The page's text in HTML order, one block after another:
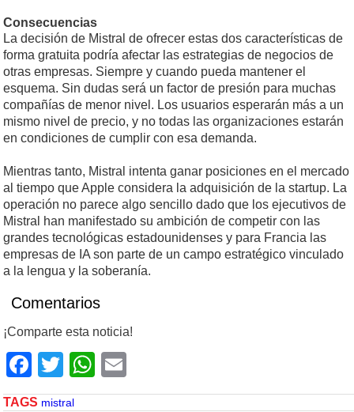
Consecuencias
La decisión de Mistral de ofrecer estas dos características de
forma gratuita podría afectar las estrategias de negocios de
otras empresas. Siempre y cuando pueda mantener el
esquema. Sin dudas será un factor de presión para muchas
compañías de menor nivel. Los usuarios esperarán más a un
mismo nivel de precio, y no todas las organizaciones estarán
en condiciones de cumplir con esa demanda.
Mientras tanto, Mistral intenta ganar posiciones en el mercado
al tiempo que Apple considera la adquisición de la startup. La
operación no parece algo sencillo dado que los ejecutivos de
Mistral han manifestado su ambición de competir con las
grandes tecnológicas estadounidenses y para Francia las
empresas de IA son parte de un campo estratégico vinculado
a la lengua y la soberanía.
Comentarios
¡Comparte esta noticia!
Facebook
TwitterWhatsApp
TAGS mistral